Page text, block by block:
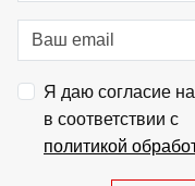
Я даю согласие
в соответствии с
политикой